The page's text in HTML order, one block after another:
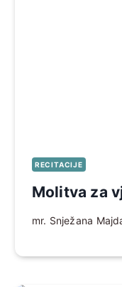
RECITACIJE
Molitva za
mr. Snježana